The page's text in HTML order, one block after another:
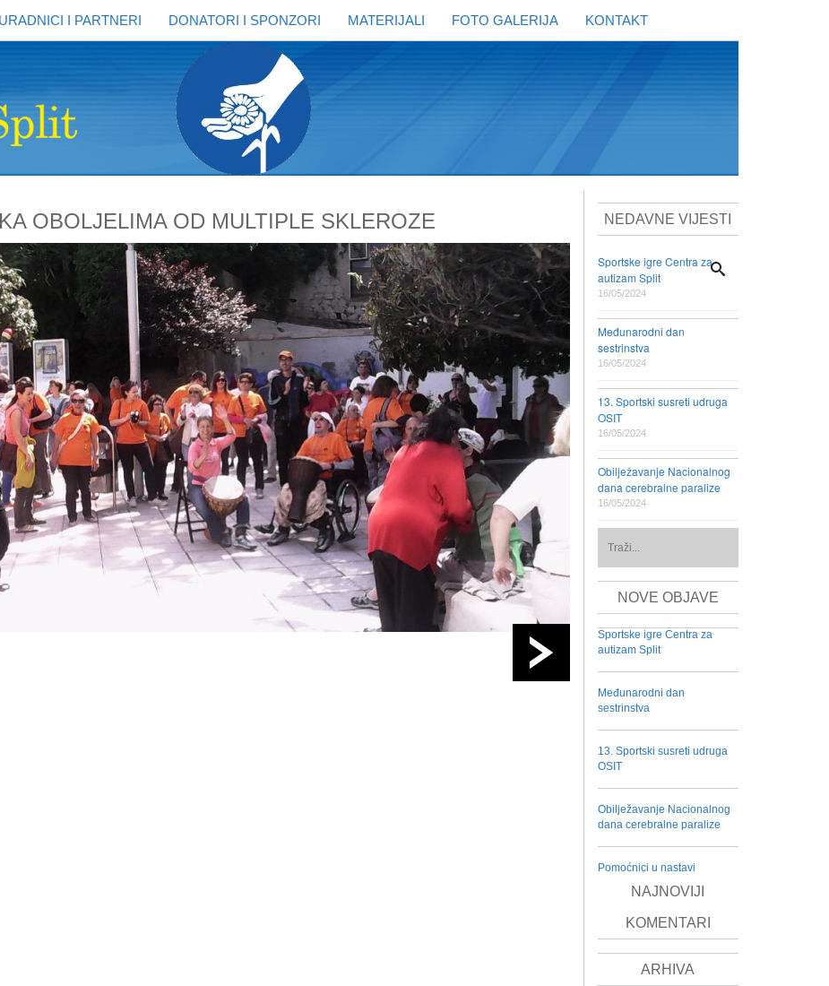
I PARTNERI DONATORI I SPONZORI MATERIJALI FOTO GALERIJA KONTAKT
OBOLJELIMA OD MULTIPLE SKLEROZE NEDAVNE VIJESTI
Sportske igre Centra za
autizam Split
16/05/2024
Međunarodni dan
sestrinstva
16/05/2024
13. Sportski susreti udruga
OSIT
16/05/2024
Obilježavanje Nacionalnog
dana cerebralne paralize
16/05/2024
NOVE OBJAVE
Sportske igre Centra za
autizam Split
Međunarodni dan
sestrinstva
13. Sportski susreti udruga
OSIT
Obilježavanje Nacionalnog
dana cerebralne paralize
Pomoćnici u nastavi
NAJNOVIJI
KOMENTARI
ARHIVA